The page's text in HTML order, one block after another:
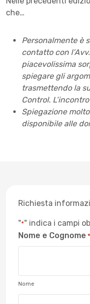
che…
Personalmente è
contatto con
piacevolissima
spiegare gli
trasmettendo la
Control.
Spiegazione
disponibile alle
Richiesta
"*" indica i campi
Nome e Cognome *
Nome